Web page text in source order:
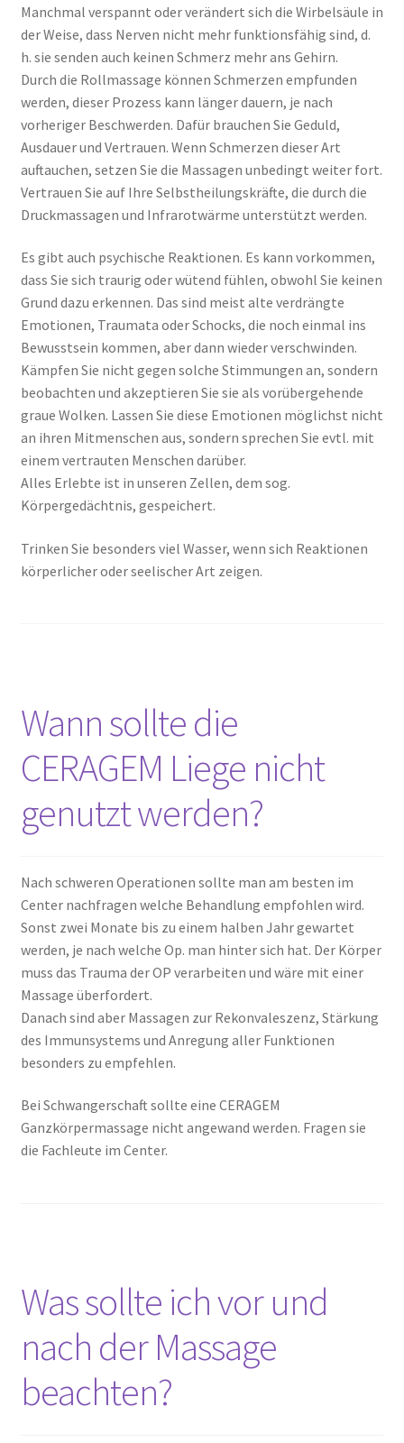
Manchmal verspannt oder verändert sich die Wirbelsäule in
der Weise, dass Nerven nicht mehr funktionsfähig sind, d.
h. sie senden auch keinen Schmerz mehr ans Gehirn.
Durch die Rollmassage können Schmerzen empfunden
werden, dieser Prozess kann länger dauern, je nach
vorheriger Beschwerden. Dafür brauchen Sie Geduld,
Ausdauer und Vertrauen. Wenn Schmerzen dieser Art
auftauchen, setzen Sie die Massagen unbedingt weiter fort.
Vertrauen Sie auf Ihre Selbstheilungskräfte, die durch die
Druckmassagen und Infrarotwärme unterstützt werden.
Es gibt auch psychische Reaktionen. Es kann vorkommen,
dass Sie sich traurig oder wütend fühlen, obwohl Sie keinen
Grund dazu erkennen. Das sind meist alte verdrängte
Emotionen, Traumata oder Schocks, die noch einmal ins
Bewusstsein kommen, aber dann wieder verschwinden.
Kämpfen Sie nicht gegen solche Stimmungen an, sondern
beobachten und akzeptieren Sie sie als vorübergehende
graue Wolken. Lassen Sie diese Emotionen möglichst nicht
an ihren Mitmenschen aus, sondern sprechen Sie evtl. mit
einem vertrauten Menschen darüber.
Alles Erlebte ist in unseren Zellen, dem sog.
Körpergedächtnis, gespeichert.
Trinken Sie besonders viel Wasser, wenn sich Reaktionen
körperlicher oder seelischer Art zeigen.
Wann sollte die
CERAGEM Liege nicht
genutzt werden?
Nach schweren Operationen sollte man am besten im
Center nachfragen welche Behandlung empfohlen wird.
Sonst zwei Monate bis zu einem halben Jahr gewartet
werden, je nach welche Op. man hinter sich hat. Der Körper
muss das Trauma der OP verarbeiten und wäre mit einer
Massage überfordert.
Danach sind aber Massagen zur Rekonvaleszenz, Stärkung
des Immunsystems und Anregung aller Funktionen
besonders zu empfehlen.
Bei Schwangerschaft sollte eine CERAGEM
Ganzkörpermassage nicht angewand werden. Fragen sie
die Fachleute im Center.
Was sollte ich vor und
nach der Massage
beachten?